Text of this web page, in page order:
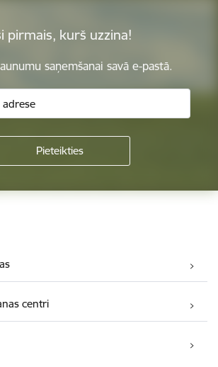
pirmais, kurš uzzina!
saņemšanai savā e-pastā.
centri